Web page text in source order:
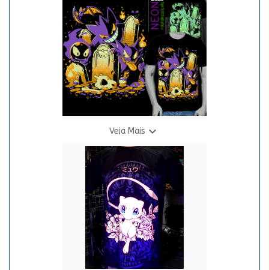
Camiseta Pac-Man Neon
R$ 69,90
3 X R$ 24,94
Veja Mais 
Camiseta Pokemon - Gengar Neon
R$ 69,90